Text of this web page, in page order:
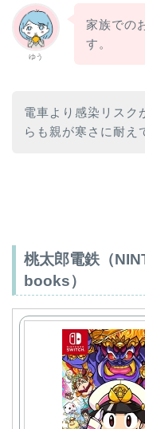
ゆう
家族での
す。
電車より感染リスク
らも親が寒さに耐え
桃太郎電鉄（
books）